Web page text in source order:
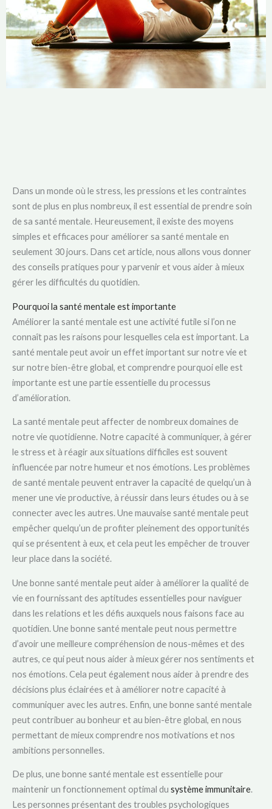
Dans un monde où le stress, les pressions et les contraintes
sont de plus en plus nombreux, il est essential de prendre soin
de sa santé mentale. Heureusement, il existe des moyens
simples et efficaces pour améliorer sa santé mentale en
seulement 30 jours. Dans cet article, nous allons vous donner
des conseils pratiques pour y parvenir et vous aider à mieux
gérer les difficultés du quotidien.
Pourquoi la santé mentale est importante
Améliorer la santé mentale est une activité futile si l’on ne
connaît pas les raisons pour lesquelles cela est important. La
santé mentale peut avoir un effet important sur notre vie et
sur notre bien-être global, et comprendre pourquoi elle est
importante est une partie essentielle du processus
d’amélioration.
La santé mentale peut affecter de nombreux domaines de
notre vie quotidienne. Notre capacité à communiquer, à gérer
le stress et à réagir aux situations difficiles est souvent
influencée par notre humeur et nos émotions. Les problèmes
de santé mentale peuvent entraver la capacité de quelqu’un à
mener une vie productive, à réussir dans leurs études ou à se
connecter avec les autres. Une mauvaise santé mentale peut
empêcher quelqu’un de profiter pleinement des opportunités
qui se présentent à eux, et cela peut les empêcher de trouver
leur place dans la société.
Une bonne santé mentale peut aider à améliorer la qualité de
vie en fournissant des aptitudes essentielles pour naviguer
dans les relations et les défis auxquels nous faisons face au
quotidien. Une bonne santé mentale peut nous permettre
d’avoir une meilleure compréhension de nous-mêmes et des
autres, ce qui peut nous aider à mieux gérer nos sentiments et
nos émotions. Cela peut également nous aider à prendre des
décisions plus éclairées et à améliorer notre capacité à
communiquer avec les autres. Enfin, une bonne santé mentale
peut contribuer au bonheur et au bien-être global, en nous
permettant de mieux comprendre nos motivations et nos
ambitions personnelles.
De plus, une bonne santé mentale est essentielle pour
maintenir un fonctionnement optimal du système immunitaire.
Les personnes présentant des troubles psychologiques